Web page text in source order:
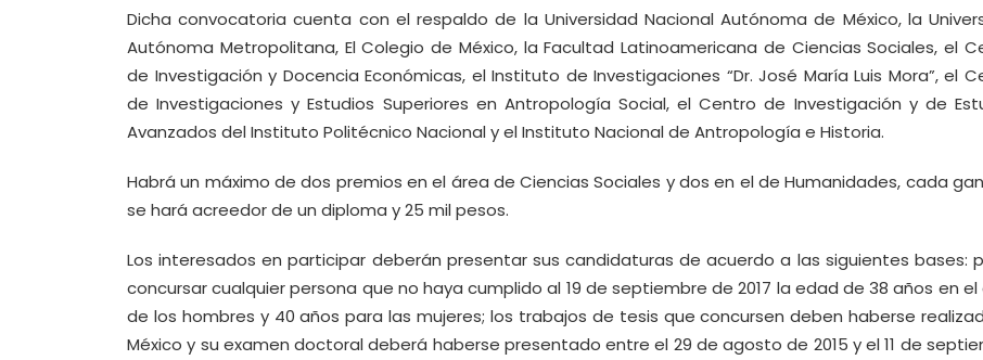
Dicha convocatoria cuenta con el respaldo de la Universidad Nacional Autónoma de México, la
Autónoma Metropolitana, El Colegio de México, la Facultad Latinoamericana de Ciencias Sociales, el
de Investigación y Docencia Económicas, el Instituto de Investigaciones “Dr. José María Luis Mora”, el
de Investigaciones y Estudios Superiores en Antropología Social, el Centro de Investigación y de
Avanzados del Instituto Politécnico Nacional y el Instituto Nacional de Antropología e Historia.
Habrá un máximo de dos premios en el área de Ciencias Sociales y dos en el de Humanidades, cada
se hará acreedor de un diploma y 25 mil pesos.
Los interesados en participar deberán presentar sus candidaturas de acuerdo a las siguientes bases:
concursar cualquier persona que no haya cumplido al 19 de septiembre de 2017 la edad de 38 años en el
de los hombres y 40 años para las mujeres; los trabajos de tesis que concursen deben haberse
México y su examen doctoral deberá haberse presentado entre el 29 de agosto de 2015 y el 11 de